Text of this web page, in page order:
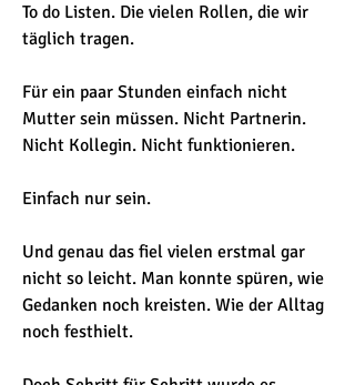
To do Listen. Die vielen Rollen, die wir
täglich tragen.
Für ein paar Stunden einfach nicht
Mutter sein müssen. Nicht Partnerin.
Nicht Kollegin. Nicht funktionieren.
Einfach nur sein.
Und genau das fiel vielen erstmal gar
nicht so leicht. Man konnte spüren, wie
Gedanken noch kreisten. Wie der Alltag
noch festhielt.